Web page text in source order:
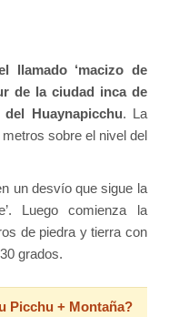
llamado ‘macizo de
de la ciudad inca de
Huaynapicchu. La
sobre el nivel del
un desvío que sigue la
Luego comienza la
de piedra y tierra con
grados.
Picchu + Montaña?